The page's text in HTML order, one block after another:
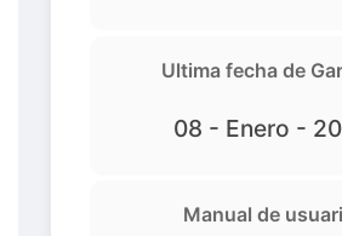
Ultima fecha de
08 - Enero -
Manual de